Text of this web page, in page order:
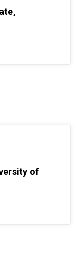
of